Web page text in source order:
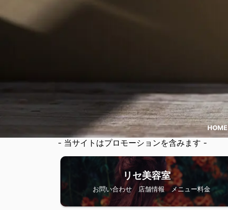
HOME
- 当サイトはプロモーションを含みます -
リセ美容室
お問い合わせ 店舗情報 メニュー料金